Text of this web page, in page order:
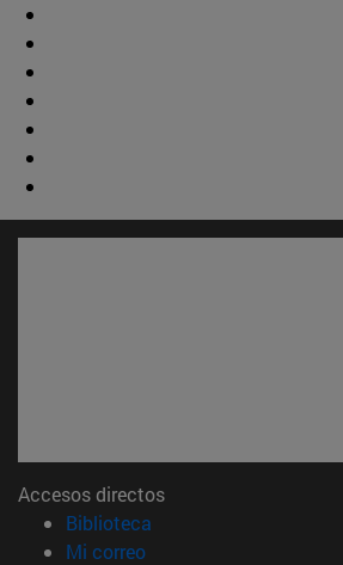
Accesos directos
Biblioteca
Mi correo(abre en nueva ventana)